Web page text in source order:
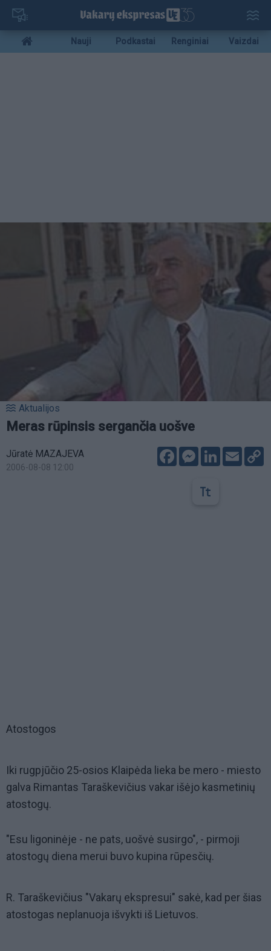
Pereiti
pagrindinį
turinį
Mobile
menu
Nauji Podkastai Renginiai Vaizdai
Aktualijos
Meras rūpinsis sergančia uošve
Jūratė MAZAJEVA
2006-08-08 12:00
FacebookMessenger
LinkedIn
Email
Atostogos
Iki rugpjūčio 25-osios Klaipėda lieka be mero - miesto
galva Rimantas Taraškevičius vakar išėjo kasmetinių
atostogų.
"Esu ligoninėje - ne pats, uošvė susirgo", - pirmoji
atostogų diena merui buvo kupina rūpesčių.
R. Taraškevičius "Vakarų ekspresui" sakė, kad per šias
atostogas neplanuoja išvykti iš Lietuvos.